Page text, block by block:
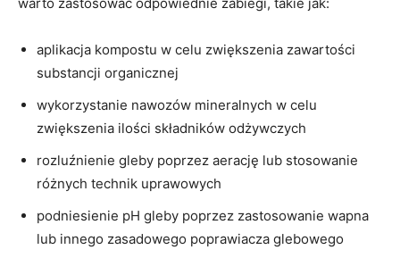
aplikacja kompostu w celu ⁣zwiększenia zawartości
substancji​ organicznej
wykorzystanie nawozów mineralnych w celu
zwiększenia ​ilości składników odżywczych
rozluźnienie gleby poprzez aerację lub stosowanie
różnych ⁢technik uprawowych
podniesienie pH gleby poprzez zastosowanie wapna
lub⁤ innego zasadowego poprawiacza glebowego